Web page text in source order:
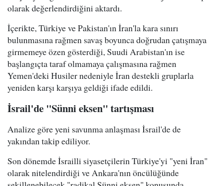
olarak değerlendirdiğini aktardı.
İçerikte, Türkiye ve Pakistan'ın İran'la kara sınırı
bulunmasına rağmen savaş boyunca doğrudan çatışmaya
girmemeye özen gösterdiği, Suudi Arabistan'ın ise
başlangıçta taraf olmamaya çalışmasına rağmen
Yemen'deki Husiler nedeniyle İran destekli gruplarla
yeniden karşı karşıya geldiği ifade edildi.
İsrail'de "Sünni eksen" tartışması
Analize göre yeni savunma anlaşması İsrail'de de
yakından takip ediliyor.
Son dönemde İsrailli siyasetçilerin Türkiye'yi "yeni İran"
olarak nitelendirdiği ve Ankara'nın öncülüğünde